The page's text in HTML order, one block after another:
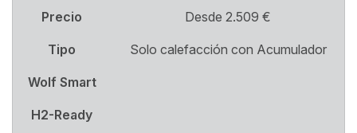
Precio Desde 2.509 €
Tipo Solo calefacción con Acumulador
Wolf Smart
H2-Ready